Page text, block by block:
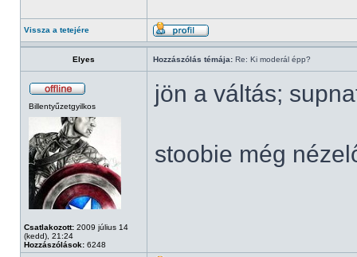
Vissza a tetejére
Elyes Hozzászólás témája: Re: Ki moderál épp?
Billentyűzetgyilkos
Csatlakozott: 2009 július 14
(kedd), 21:24
Hozzászólások: 6248
jön a váltás;
stoobie még